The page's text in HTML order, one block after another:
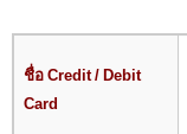
ชื่อ Credit / Debit
Card